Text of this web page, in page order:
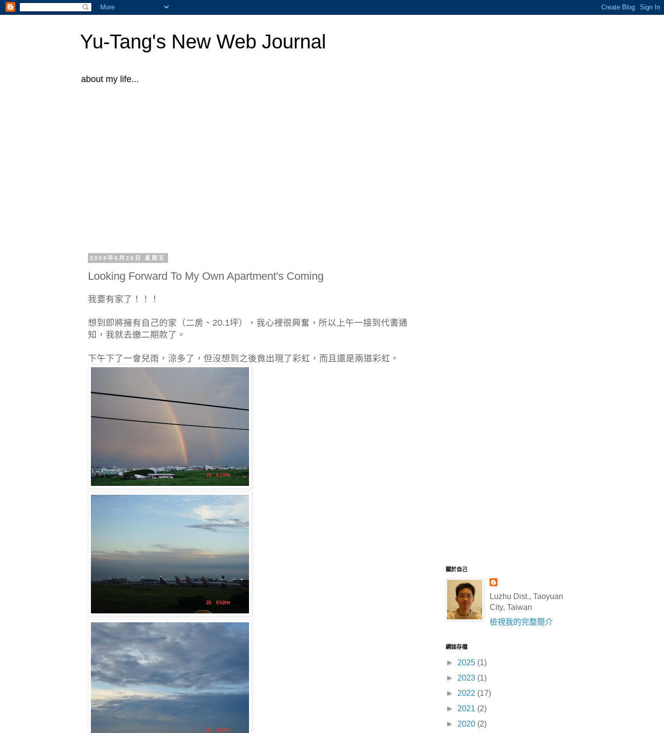
Yu-Tang's New Web Journal
about my life...
2009年6月26日 星期五
Looking Forward To My Own Apartment's Coming
我要有家了！！！
想到即將擁有自己的家（二房、20.1坪），我心裡很興奮，所以上午一接到代書通
知，我就去繳二期款了。
下午下了一會兒雨，涼多了，但沒想到之後竟出現了彩虹，而且還是兩道彩虹。
關於自己
Luzhu Dist., Taoyuan
City, Taiwan
檢視我的完整簡介
網誌存檔
► 2025 (1)
► 2023 (1)
► 2022 (17)
► 2021 (2)
► 2020 (2)